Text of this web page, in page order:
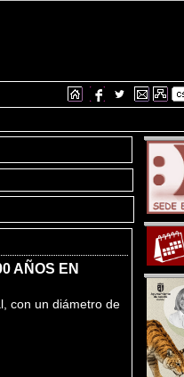
AÑOS EN
con un diámetro de